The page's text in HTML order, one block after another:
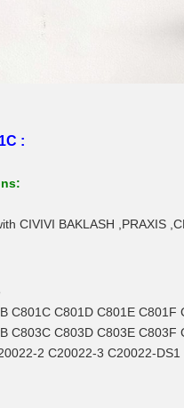
:
CIVIVI BAKLASH ,PRAXIS
C801C C801D C801E
C803C C803D C803E
2 C20022-3 C20022-DS1